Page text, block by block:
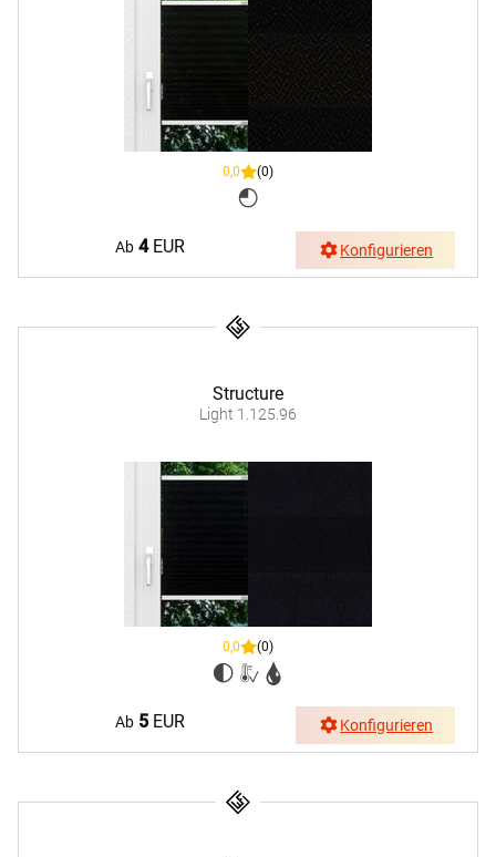
0,0 (0)
Ab 4EUR Konfigurieren
Structure
Light 1.125.96
0,0 (0)
Ab 5EUR Konfigurieren